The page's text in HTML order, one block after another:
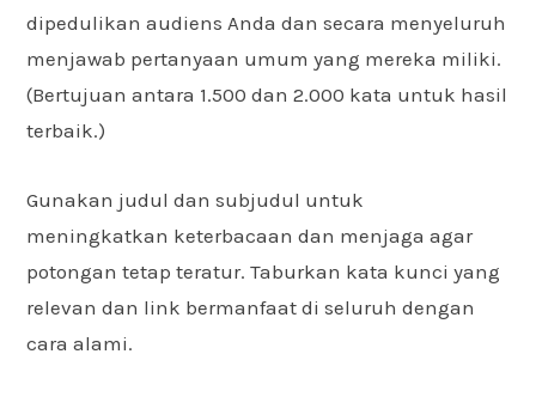
dipedulikan audiens Anda dan secara menyeluruh
menjawab pertanyaan umum yang mereka miliki.
(Bertujuan antara 1.500 dan 2.000 kata untuk hasil
terbaik.)
Gunakan judul dan subjudul untuk
meningkatkan keterbacaan dan menjaga agar
potongan tetap teratur. Taburkan kata kunci yang
relevan dan link bermanfaat di seluruh dengan
cara alami.